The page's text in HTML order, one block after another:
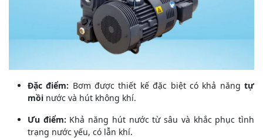
Đặc điểm: Bơm được thiết kế đặc biệt có khả năngtự
mồi nước và hút không khí.
Ưu điểm: Khả năng hút nước từ sâu và khắc phục tình
trạng nước yếu, có lẫn khí.